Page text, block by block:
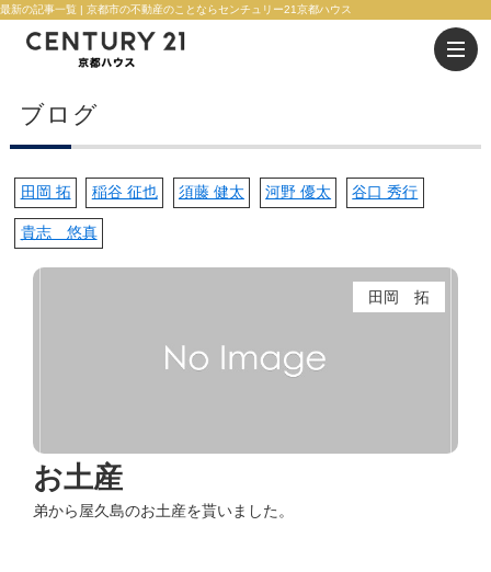
最新の記事一覧 | 京都市の不動産のことならセンチュリー21京都ハウス
ブログ
田岡 拓 稲谷 征也 須藤 健太 河野 優太 谷口 秀行
貴志 悠真
田岡 拓
お土産
弟から屋久島のお土産を貰いました。